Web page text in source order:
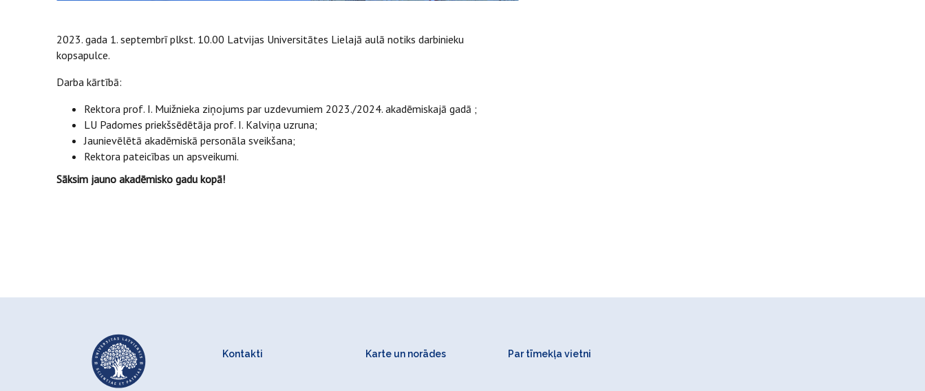
2023. gada 1. septembrī plkst. 10.00 Latvijas Universitātes Lielajā aulā notiks darbinieku
kopsapulce.
Darba kārtībā:
Rektora prof. I. Muižnieka ziņojums par uzdevumiem 2023./2024. akadēmiskajā gadā ;
LU Padomes priekšsēdētāja prof. I. Kalviņa uzruna;
Jaunievēlētā akadēmiskā personāla sveikšana;
Rektora pateicības un apsveikumi.
Sāksim jauno akadēmisko gadu kopā!
Kontakti Karte un norādes Par tīmekļa vietni